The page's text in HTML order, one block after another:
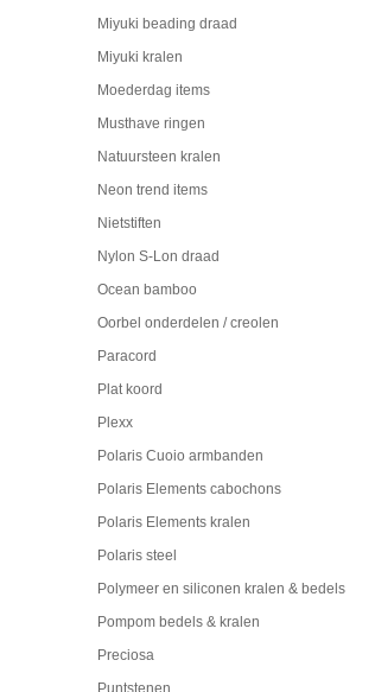
Miyuki beading draad
Miyuki kralen
Moederdag items
Musthave ringen
Natuursteen kralen
Neon trend items
Nietstiften
Nylon S-Lon draad
Ocean bamboo
Oorbel onderdelen / creolen
Paracord
Plat koord
Plexx
Polaris Cuoio armbanden
Polaris Elements cabochons
Polaris Elements kralen
Polaris steel
Polymeer en siliconen kralen & bedels
Pompom bedels & kralen
Preciosa
Puntstenen